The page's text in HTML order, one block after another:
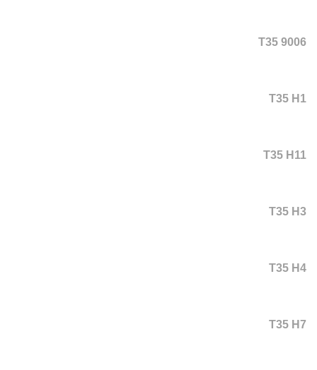
T35 9006
T35 H1
T35 H11
T35 H3
T35 H4
T35 H7